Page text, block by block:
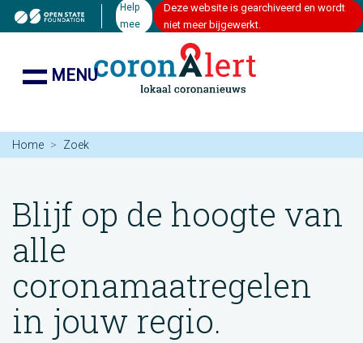
Help
mee
Deze website is gearchiveerd en wordt
niet meer bijgewerkt.
MENU
Home Zoek
Blijf op de hoogte van
alle
coronamaatregelen
in jouw regio.